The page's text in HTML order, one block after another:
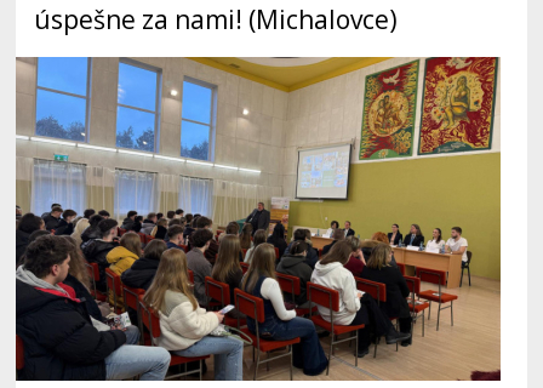
Dnes 11. 2. 2026 sa na Pedagogickom pracovisku PHF EU v
Michalovciach uskutočnil Deň otvorených dverí, počas
ktorého sme s radosťou privítali budúcich študentov.
Čítať ďalej...